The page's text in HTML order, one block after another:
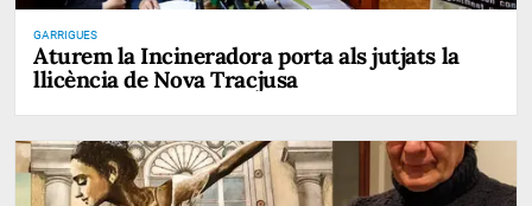
GARRIGUES
Aturem la Incineradora porta als jutjats la
llicència de Nova Tracjusa